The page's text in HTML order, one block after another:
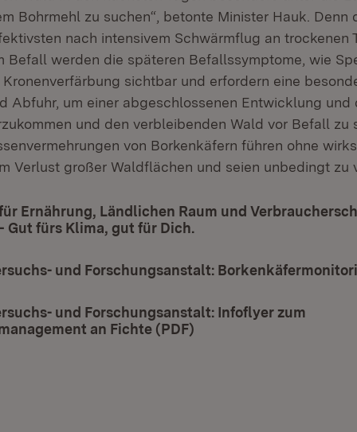
Bohrmehl zu suchen“, betonte Minister Hauk. Denn
nach intensivem Schwärmflug an trockenen
Befall werden die späteren Befallssymptome, wie
sichtbar und erfordern eine
Abfuhr, um einer abgeschlossenen Entwicklung und
und den verbleibenden Wald vor Befall zu
von Borkenkäfern führen ohne
Verlust großer Waldflächen und seien unbedingt zu
Ernährung, Ländlichen Raum und
Gut fürs Klima, gut für Dich.
und Forschungsanstalt:
und Forschungsanstalt: Infoflyer zum
an Fichte (PDF)